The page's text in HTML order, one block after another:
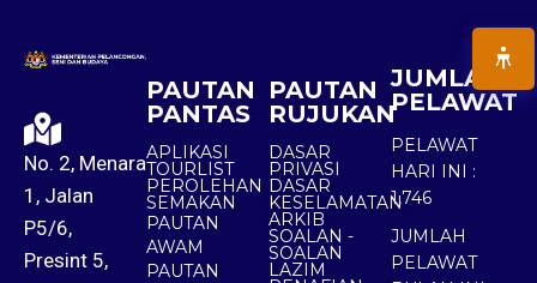
No. 2, Menara
1, Jalan
P5/6,
Presint 5,
PAUTAN
PANTAS
APLIKASI
TOURLIST
PEROLEHAN
SEMAKAN
PAUTAN
AWAM
PAUTAN
PAUTAN
RUJUKAN
DASAR
PRIVASI
DASAR
KESELAMATAN
ARKIB
SOALAN -
SOALAN
LAZIM
JUMLAH
PELAWAT
PELAWAT
HARI INI :
1,746
JUMLAH
PELAWAT